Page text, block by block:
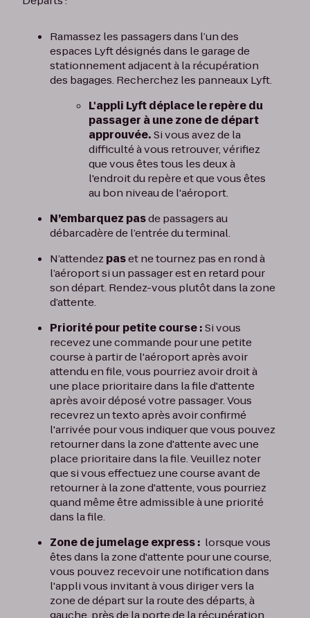
Ramassez les passagers dans l’un des
espaces Lyft désignés dans le garage de
stationnement adjacent à la récupération
des bagages. Recherchez les panneaux Lyft.
L'appli Lyft déplace le repère du
passager à une zone de départ
approuvée.Si vous avez de la
difficulté à vous retrouver, vérifiez
que vous êtes tous les deux à
l'endroit du repère et que vous êtes
au bon niveau de l'aéroport.
N’embarquez pasde passagers au
débarcadère de l’entrée du terminal.
N’attendez paset ne tournez pas en rond à
l’aéroport si un passager est en retard pour
son départ. Rendez-vous plutôt dans la zone
d’attente.
Priorité pour petite course :Si vous
recevez une commande pour une petite
course à partir de l'aéroport après avoir
attendu en file, vous pourriez avoir droit à
une place prioritaire dans la file d'attente
après avoir déposé votre passager. Vous
recevrez un texto après avoir confirmé
l'arrivée pour vous indiquer que vous pouvez
retourner dans la zone d'attente avec une
place prioritaire dans la file. Veuillez noter
que si vous effectuez une course avant de
retourner à la zone d'attente, vous pourriez
quand même être admissible à une priorité
dans la file.
Zone de jumelage express : lorsque vous
êtes dans la zone d'attente pour une course,
vous pouvez recevoir une notification dans
l'appli vous invitant à vous diriger vers la
zone de départ sur la route des départs, à